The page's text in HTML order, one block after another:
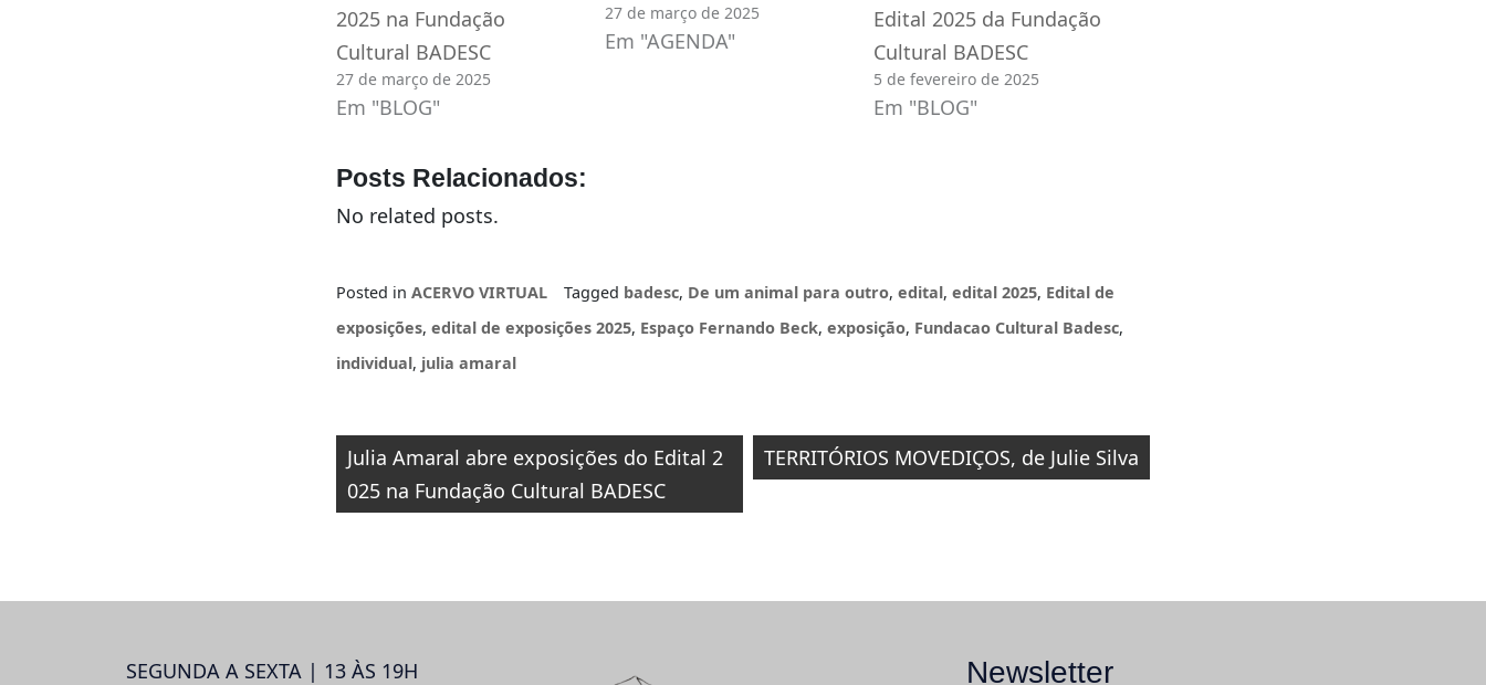
2025 na Fundação
Cultural BADESC
27 de março de 2025
Em "BLOG"
27 de março de 2025
Em "AGENDA"
Edital 2025 da Fundação
Cultural BADESC
5 de fevereiro de 2025
Em "BLOG"
Posts Relacionados:
No related posts.
Posted in ACERVO VIRTUAL Tagged badesc, De um animal para outro, edital, edital 2025, Edital de
exposições, edital de exposições 2025, Espaço Fernando Beck, exposição, Fundacao Cultural Badesc,
individual, julia amaral
Navegação
de
Julia Amaral abre exposições do Edital 2
025 na Fundação Cultural BADESC
TERRITÓRIOS MOVEDIÇOS, de Julie Silva
SEGUNDA A SEXTA | 13 ÀS 19H Newsletter